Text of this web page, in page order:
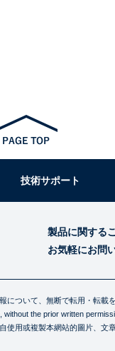
技術サポート
製品に関する
お気軽にお問
について、無断で転用・転載
the prior written
使用或複製本網站的圖片、文章